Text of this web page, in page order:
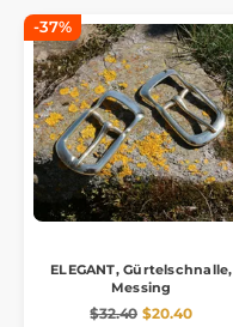
-37%
ELEGANT, Gürtelschnalle,
Messing
$32.40 $20.40